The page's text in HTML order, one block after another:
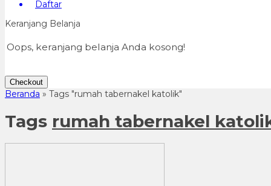
Daftar
Keranjang Belanja
Oops, keranjang belanja Anda kosong!
Checkout
Beranda » Tags "rumah tabernakel katolik"
Tags rumah tabernakel